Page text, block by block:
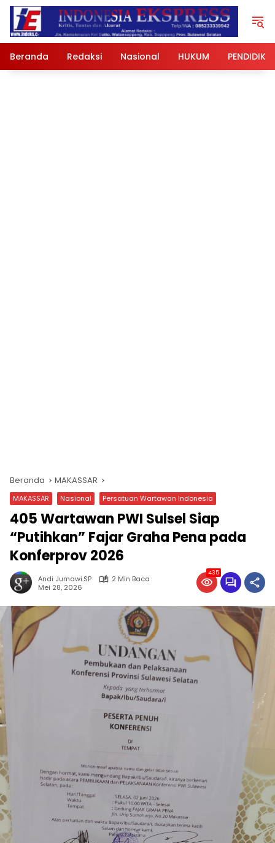
Langsung
konten
Beranda Redaksi Nasional HUKUM
Beranda MAKASSAR
MAKASSAR Nasional Persatuan Wartawan Indonesia
405 Wartawan PWI Sulsel Siap
“Putihkan” Fajar Graha Pena pada
Konferprov 2026
Andi Jumawi.SP
2 Min Baca
Mei 28, 2026
435